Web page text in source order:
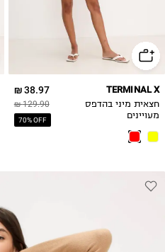
38.97 ₪
129.90 ₪
70% OFF
TERMINAL X
חצאית מיני בהדפס
מעויינים